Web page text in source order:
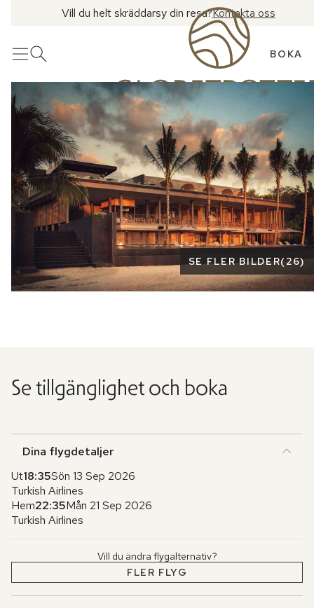
Vill du helt skräddarsy din resa?Kontakta oss
MenyÖppna sök BOKA
Se fler bilder
SE FLER BILDER(26)
Se tillgänglighet och boka
Dina flygdetaljer
Ut18:35Sön 13 Sep 2026
Turkish Airlines
Hem22:35Mån 21 Sep 2026
Turkish Airlines
Vill du ändra flygalternativ?
FLER FLYG